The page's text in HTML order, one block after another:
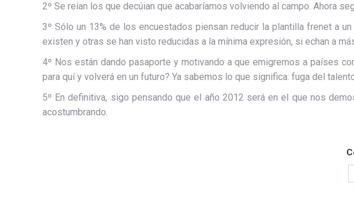
2º Se reían los que decúian que acabaríamos volviendo al campo. Ahora
3º Sólo un 13% de los encuestados piensan reducir la plantilla frenet a
existen y otras se han visto reducidas a la mínima expresión, si echan a
4º Nos están dando pasaporte y motivando a que emigremos a países
para quí y volverá en un futuro? Ya sabemos lo que significa: fuga del
5º En definitiva, sigo pensando que el año 2012 será en el que nos
acostumbrando.